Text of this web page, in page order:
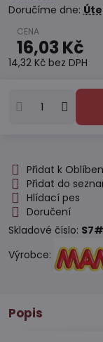
Doručíme dne:
16,03 Kč
14,32 Kč bez DPH
Přidat k
Přidat do
Hlídací pes
Doručení
Skladové číslo:
Výrobce:
Popis